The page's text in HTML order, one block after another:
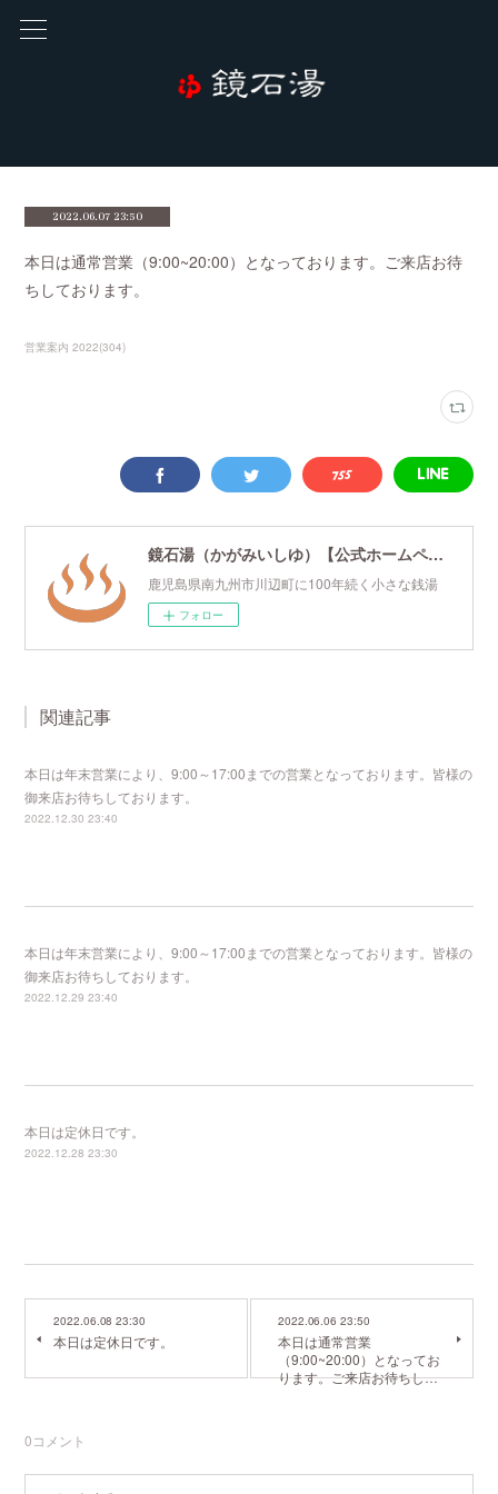
2022.06.07 23:50
本日は通常営業（9:00~20:00）となっております。ご来店お待
ちしております。
営業案内 2022(304)
鏡石湯（かがみいしゆ）【公式ホームページ】
鹿児島県南九州市川辺町に100年続く小さな銭湯
フォロー
関連記事
本日は年末営業により、9:00～17:00までの営業となっております。皆様の
御来店お待ちしております。
2022.12.30 23:40
本日は年末営業により、9:00～17:00までの営業となっております。皆様の
御来店お待ちしております。
2022.12.29 23:40
本日は定休日です。
2022.12.28 23:30
2022.06.08 23:30
本日は定休日です。
2022.06.06 23:50
本日は通常営業
（9:00~20:00）となってお
ります。ご来店お待ちし…
0コメント